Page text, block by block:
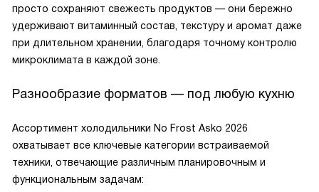
просто сохраняют свежесть продуктов — они бережно
удерживают витаминный состав, текстуру и аромат даже
при длительном хранении, благодаря точному контролю
микроклимата в каждой зоне.
Разнообразие форматов — под любую кухню
Ассортимент холодильники No Frost Asko 2026
охватывает все ключевые категории встраиваемой
техники, отвечающие различным планировочным и
функциональным задачам: